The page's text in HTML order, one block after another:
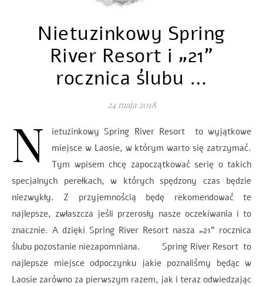
Nietuzinkowy Spring
River Resort i „21”
rocznica ślubu …
24 maja 2018
N
ietuzinkowy Spring River Resort to wyjątkowe
miejsce w Laosie, w którym warto się zatrzymać.
Tym wpisem chcę zapoczątkować serię o takich
specjalnych perełkach, w których spędzony czas będzie
niezwykły. Z przyjemnością będę rekomendować te
najlepsze, zwłaszcza jeśli przerosły nasze oczekiwania i to
znacznie. A dzięki Spring River Resort nasza „21” rocznica
ślubu pozostanie niezapomniana. Spring River Resort to
najlepsze miejsce odpoczynku jakie poznaliśmy będąc w
Laosie zarówno za pierwszym razem, jak i teraz odwiedzając